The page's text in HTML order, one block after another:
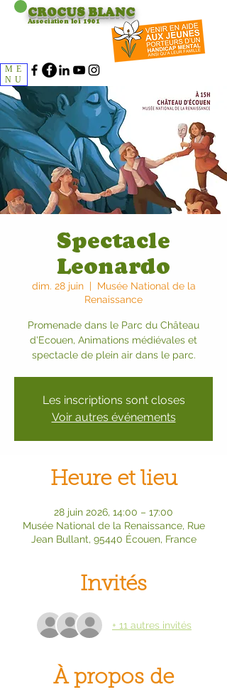
CROCUSBLANC
Association loi 1901
ME
NU
Spectacle
Leonardo
dim. 28 juin
  |
Musée National de la
Renaissance
Promenade dans le Parc du Château
d'Ecouen, Animations médiévales et
spectacle de plein air dans le parc.
Les inscriptions sont closes
Voir autres événements
Heure et lieu
28 juin 2026, 14:00 – 17:00
Musée National de la Renaissance, Rue
Jean Bullant, 95440 Écouen, France
Invités
+ 11 autres invités
À propos de